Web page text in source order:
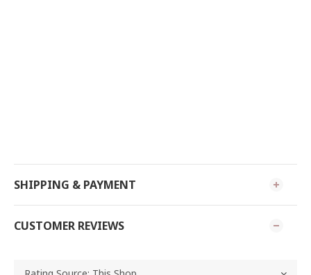
SHIPPING & PAYMENT
CUSTOMER REVIEWS